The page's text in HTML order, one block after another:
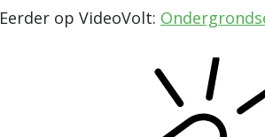
Eerder op VideoVolt: